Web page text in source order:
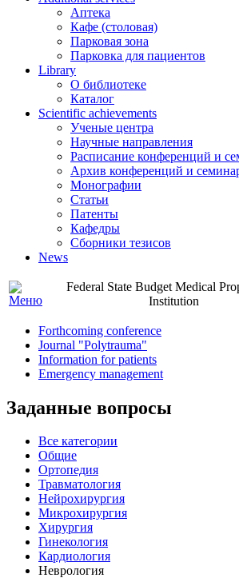
Аптека
Кафе (столовая)
Парковая зона
Парковка для пациентов
Library
О библиотеке
Каталог
Scientific achievements
Ученые центра
Научные направления
Расписание конференций и
Архив конференций и
Монографии
Статьи
Патенты
Кафедры
Сборники тезисов
News
Federal State Budget Medical
Institution
Forthcoming conference
Journal "Polytrauma"
Information for patients
Emergency management
Заданные вопросы
Все категории
Общие
Ортопедия
Травматология
Нейрохирургия
Микрохирургия
Хирургия
Гинекология
Кардиология
Неврология